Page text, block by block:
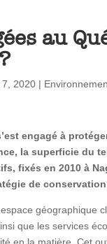
au
7, 2020 |
engagé à
la superficie du
fixés en 2010 à
de
géographique
que les services
en la matière. Cet